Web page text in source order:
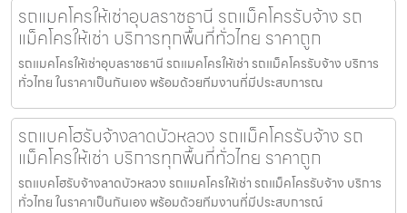
รถแมคโครให้เช่าอุบลราชธานี รถแม็คโครรับจ้าง รถ
แม็คโครให้เช่า บริการทุกพื้นที่ทั่วไทย ราคาถูก
รถแมคโครให้เช่าอุบลราชธานี รถแมคโครให้เช่า รถแม็คโครรับจ้าง บริการ
ทั่วไทย ในราคาเป็นกันเอง พร้อมด้วยทีมงานที่มีประสบการณ
รถแบคโฮรับจ้างลาดบัวหลวง รถแม็คโครรับจ้าง รถ
แม็คโครให้เช่า บริการทุกพื้นที่ทั่วไทย ราคาถูก
รถแบคโฮรับจ้างลาดบัวหลวง รถแมคโครให้เช่า รถแม็คโครรับจ้าง บริการ
ทั่วไทย ในราคาเป็นกันเอง พร้อมด้วยทีมงานที่มีประสบการณ์